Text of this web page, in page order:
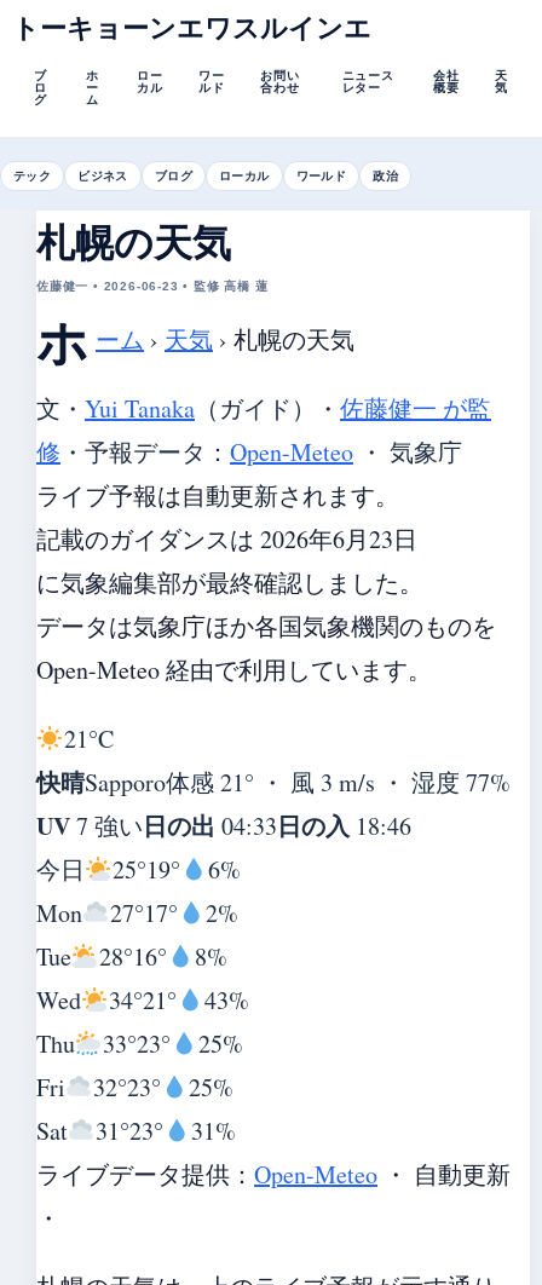
トーキョーンエワスルインエ
ブ
ロ
グ
ホ
ー
ム
ロー
カル
ワー
ルド
お問い
合わせ
ニュース
レター
会社
概要
天
気
テック ビジネス ブログ ローカル ワールド 政治
札幌の天気
佐藤健一 • 2026-06-23 • 監修 高橋 蓮
ホ ーム › 天気 › 札幌の天気
文・ Yui Tanaka （ガイド） ・ 佐藤健一 が監
修 ・ 予報データ： Open-Meteo ・ 気象庁
ライブ予報は自動更新されます。
記載のガイダンスは 2026年6月23日
に気象編集部が最終確認しました。
データは気象庁ほか各国気象機関のものを
Open-Meteo 経由で利用しています。
21°C
快晴Sapporo体感 21° ・ 風 3 m/s ・ 湿度 77%
UV7 強い日の出 04:33日の入 18:46
今日
25°19°
6%
Mon
27°17°
2%
Tue
28°16°
8%
Wed
34°21°
43%
Thu
33°23°
25%
Fri
32°23°
25%
Sat
31°23°
31%
ライブデータ提供： Open-Meteo ・ 自動更新
・